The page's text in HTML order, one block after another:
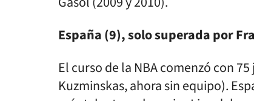
España (9), solo superada por
El curso de la NBA comenzó con
Kuzminskas, ahora sin equipo).